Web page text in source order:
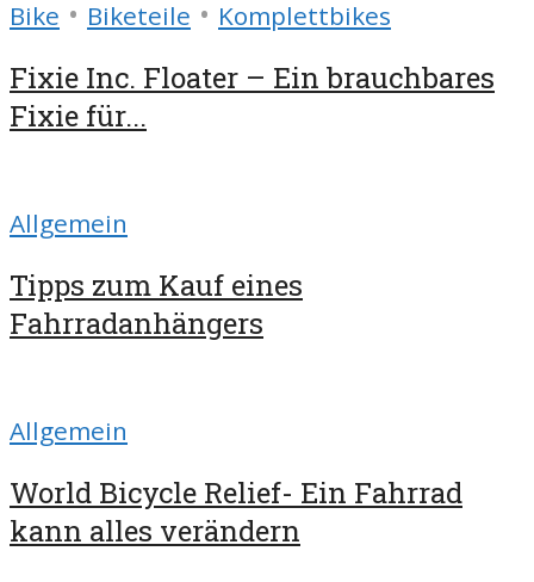
Bike • Biketeile • Komplettbikes
Fixie Inc. Floater – Ein brauchbares
Fixie für...
Allgemein
Tipps zum Kauf eines
Fahrradanhängers
Allgemein
World Bicycle Relief- Ein Fahrrad
kann alles verändern